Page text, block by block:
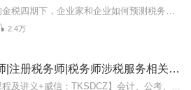
2.4万
2022税务师|注册税务师|税务师涉税服务相关法律